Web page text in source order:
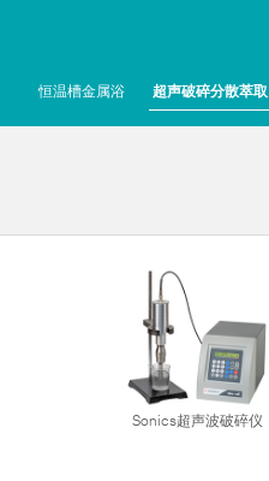
恒温槽金属浴 超声破碎分散萃取
Sonics超声波破碎仪